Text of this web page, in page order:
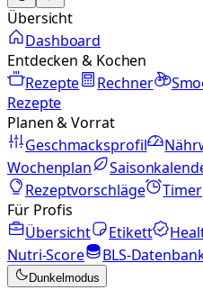
Übersicht
Dashboard
Entdecken & Kochen
Rezepte
Rechner
Rezepte
Planen & Vorrat
Geschmacksprofil
Wochenplan
Rezeptvorschläge
Timer
Für Profis
Übersicht
Etikett
Nutri-Score
BLS-
Dunkelmodus